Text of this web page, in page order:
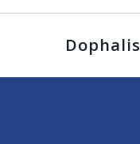
Dophalis